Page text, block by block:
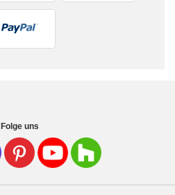
Folge uns